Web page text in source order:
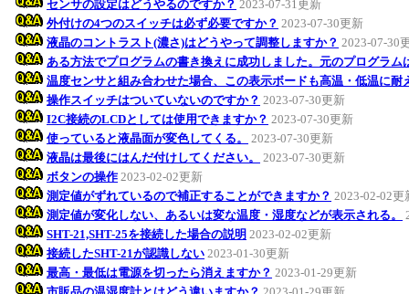
センサの設定はどうやるのですか？ 2023-07-31更新
外付けの4つのスイッチは必ず必要ですか？ 2023-07-30更新
液晶のコントラスト(濃さ)はどうやって調整しますか？ 2023-07-30
ある方法でプログラムの書き換えに成功しました。元のプログラム
温度センサと組み合わせた場合、この表示ボードも高温・低温に耐
操作スイッチはついていないのですか？ 2023-07-30更新
I2C接続のLCDとしては使用できますか？ 2023-07-30更新
使っていると液晶面が変色してくる。
2023-07-30更新
液晶は最後にはんだ付けしてください。
2023-07-30更新
ボタンの操作 2023-02-02更新
測定値がずれているので補正することができますか？ 2023-02-02更
測定値が変化しない、あるいは変な温度・湿度などが表示される。
SHT-21,SHT-25を接続した場合の説明 2023-02-02更新
接続したSHT-21が認識しない 2023-01-30更新
最高・最低は電源を切ったら消えますか？ 2023-01-29更新